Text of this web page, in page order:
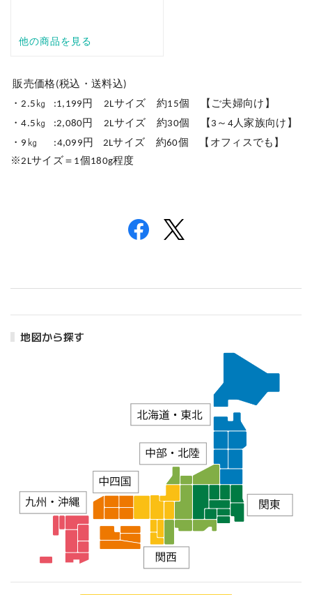
地図から探す
販売価格(税込・送料込)
・2.5㎏ :1,199円 2Lサイズ 約15個 【ご夫婦向け】
・4.5㎏ :2,080円 2Lサイズ 約30個 【3～4人家族向け】
・9㎏ :4,099円 2Lサイズ 約60個 【オフィスでも】
※2Lサイズ＝1個180g程度